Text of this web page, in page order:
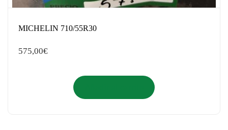
MICHELIN 710/55R30
575,00€